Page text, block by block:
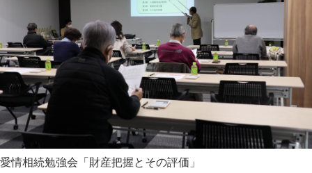
愛情相続勉強会「財産把握とその評価」